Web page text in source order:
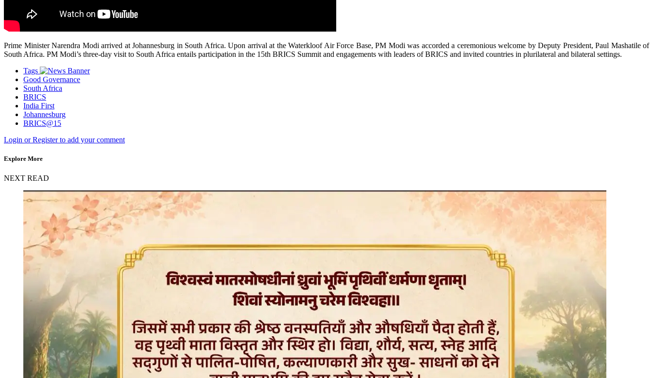
Prime Minister Narendra Modi arrived at Johannesburg in South Africa. Upon arrival at the Waterkloof Air Force Base, PM Modi was accorded a ceremonious welcome by Deputy President, Paul Mashatile of
South Africa. PM Modi’s three-day visit to South Africa entails participation in the 15th BRICS Summit and engagements with leaders of BRICS and invited countries in plurilateral and bilateral settings.
Tags
Good Governance
South Africa
BRICS
India First
Johannesburg
BRICS@15
Login or Register to add your comment
Explore More
NEXT READ